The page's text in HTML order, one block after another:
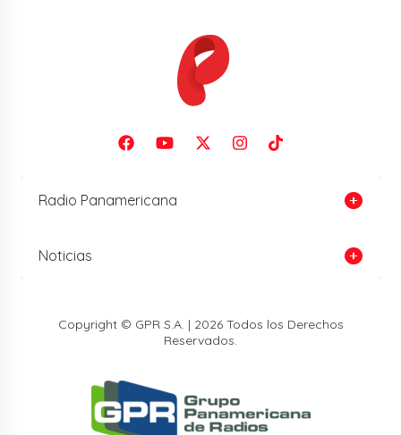
Radio Panamericana
Noticias
Copyright © GPR S.A. | 2026 Todos los Derechos
Reservados.